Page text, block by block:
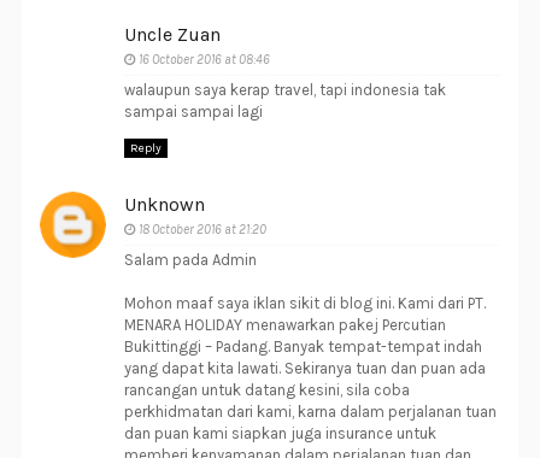
Uncle Zuan
16 October 2016 at 08:46
walaupun saya kerap travel, tapi indonesia tak
sampai sampai lagi
Reply
Unknown
18 October 2016 at 21:20
Salam pada Admin
Mohon maaf saya iklan sikit di blog ini. Kami dari PT.
MENARA HOLIDAY menawarkan pakej Percutian
Bukittinggi – Padang. Banyak tempat-tempat indah
yang dapat kita lawati. Sekiranya tuan dan puan ada
rancangan untuk datang kesini, sila coba
perkhidmatan dari kami, karna dalam perjalanan tuan
dan puan kami siapkan juga insurance untuk